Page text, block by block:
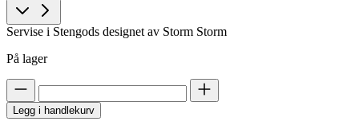
Servise i Stengods designet av Storm Storm
På lager
Legg i handlekurv